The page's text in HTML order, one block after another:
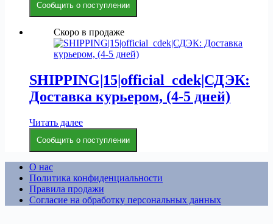
Сообщить о поступлении
Скоро в продаже
SHIPPING|15|official_cdek|СДЭК:
Доставка курьером, (4-5 дней)
Читать далее
Сообщить о поступлении
О нас
Политика конфиденциальности
Правила продажи
Согласие на обработку персональных данных